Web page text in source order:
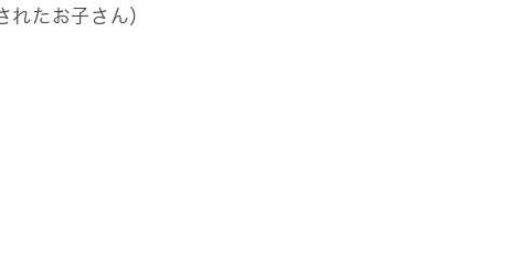
れたお子さん）